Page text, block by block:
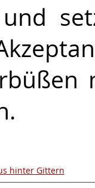
hinter Gittern